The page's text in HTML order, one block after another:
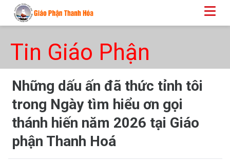
Tin Giáo Phận
Những dấu ấn đã thức tỉnh tôi
trong Ngày tìm hiểu ơn gọi
thánh hiến năm 2026 tại Giáo
phận Thanh Hoá